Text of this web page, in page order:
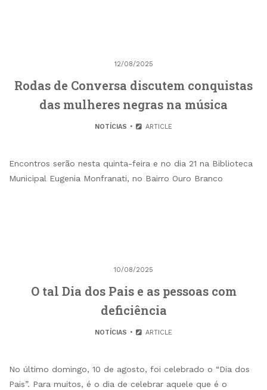
12/08/2025
Rodas de Conversa discutem conquistas
das mulheres negras na música
NOTÍCIAS ARTICLE
Encontros serão nesta quinta-feira e no dia 21 na Biblioteca
Municipal Eugenia Monfranati, no Bairro Ouro Branco
10/08/2025
O tal Dia dos Pais e as pessoas com
deficiência
NOTÍCIAS ARTICLE
No último domingo, 10 de agosto, foi celebrado o “Dia dos
Pais”. Para muitos, é o dia de celebrar aquele que é o